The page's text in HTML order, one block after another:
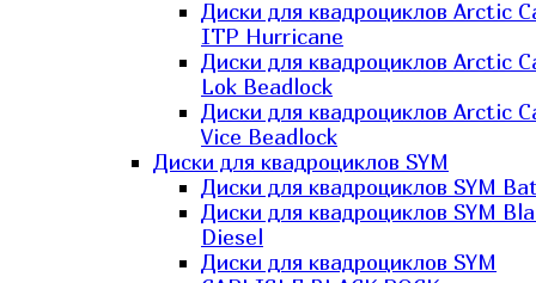
Диски для квадроциклов Arctic
ITP Hurricane
Диски для квадроциклов Arctic
Lok Beadlock
Диски для квадроциклов Arctic
Vice Beadlock
Диски для квадроциклов SYM
Диски для квадроциклов SYM
Диски для квадроциклов SYM
Diesel
Диски для квадроциклов SYM